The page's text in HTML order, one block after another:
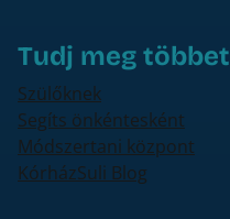
Tudj meg többet
Szülőknek
Segíts önkéntesként
Módszertani központ
KórházSuli Blog